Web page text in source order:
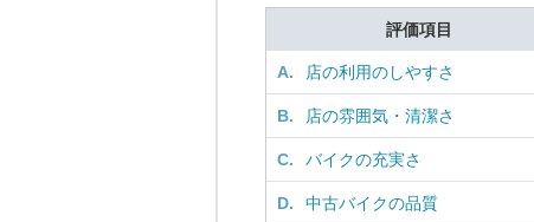
評価項目
A. 店の利用のしやすさ
B. 店の雰囲気・清潔さ
C. バイクの充実さ
D. 中古バイクの品質